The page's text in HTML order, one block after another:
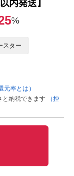
内発送】
%
スター
元率とは）
納税できます
（控